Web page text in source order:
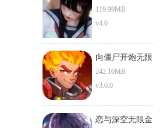
119.99MB
v4.0
向僵尸开炮无限
钻石版
242.10MB
v3.0.0
恋与深空无限金